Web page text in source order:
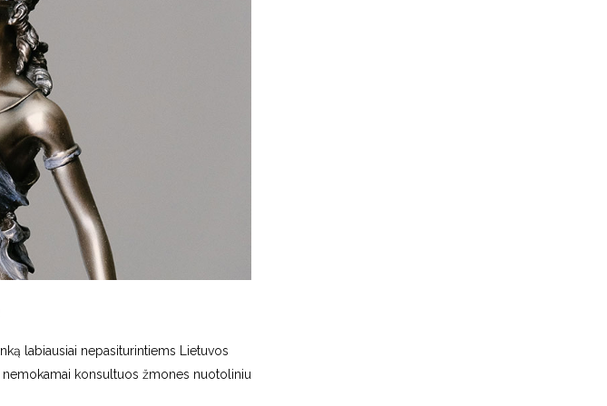
labiausiai nepasiturintiems Lietuvos
konsultuos žmones nuotoliniu